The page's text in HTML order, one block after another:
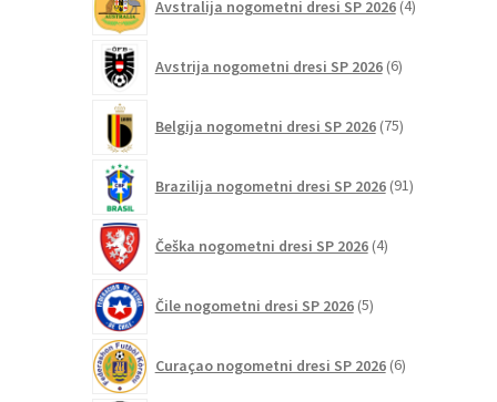
Avstralija nogometni dresi SP 2026 4izdelki
Avstrija nogometni dresi SP 2026 6izdelkov
Belgija nogometni dresi SP 2026 75izdelkov
Brazilija nogometni dresi SP 2026 91izdelkov
Češka nogometni dresi SP 2026 4izdelki
Čile nogometni dresi SP 2026 5izdelkov
Curaçao nogometni dresi SP 2026 6izdelkov